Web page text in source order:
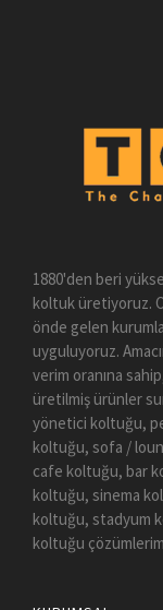
1880'den beri
koltuk üretiyoruz.
önde gelen
uyguluyoruz.
verim oranına
üretilmiş ürünler
yönetici koltuğu,
koltuğu, sofa /
cafe koltuğu, bar
koltuğu, sinema
koltuğu, stadyum
koltuğu